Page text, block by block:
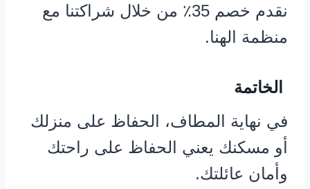
نقدم خصم 35٪ من خلال شراكتنا مع
منظمة الهنا.
الخاتمة
في نهاية المطاف، الحفاظ على منزلك
أو مسكنك يعني الحفاظ على راحتك
وأمان عائلتك.